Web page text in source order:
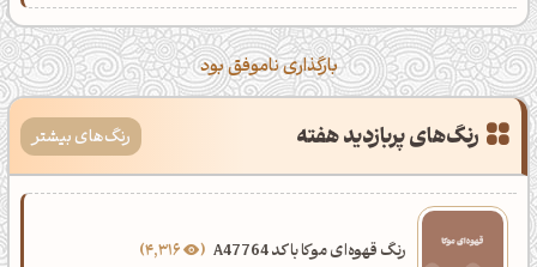
بارگذاری ناموفق بود
رنگ‌های پربازدید هفته رنگ‌های بیشتر
رنگ قهوه‌ای موکا با کد A47764